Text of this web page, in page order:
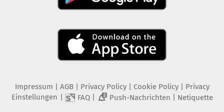
Impressum AGB Privacy Policy| Cookie Policy| Privacy
Einstellungen
FAQ| 2 Push-Nachrichten Netiquette